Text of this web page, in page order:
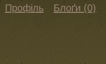
Профіль Блоґи (0)